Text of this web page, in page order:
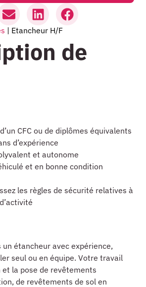
| Etancheur H/F
de
CFC ou de diplômes équivalents
d’expérience
et autonome
et en bonne condition
les règles de sécurité relatives à
un étancheur avec expérience,
seul ou en équipe. Votre travail
la pose de revêtements
de revêtements de sol en